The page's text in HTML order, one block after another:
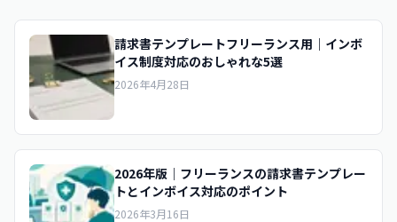
請求書テンプレートフリーランス用｜インボ
イス制度対応のおしゃれな5選
2026年4月28日
2026年版｜フリーランスの請求書テンプレー
トとインボイス対応のポイント
2026年3月16日